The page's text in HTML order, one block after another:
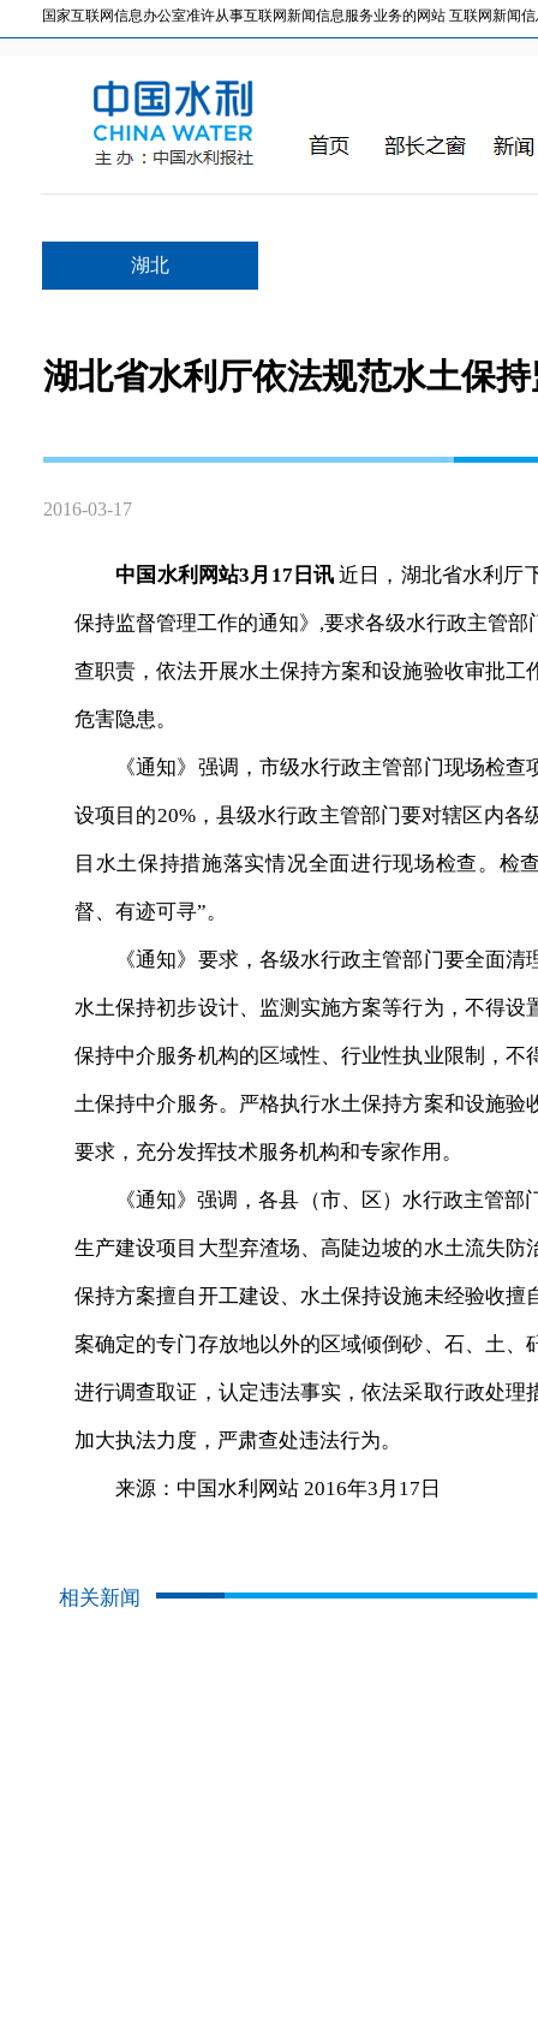
国家互联网信息办公室准许从事互联网新闻信息服务业务的网站 互联网新闻信
湖北
湖北省水利厅依法规范水土保
2016-03-17
中国水利网站3月17日讯近日，湖北省水利厅
保持监督管理工作的通知》,要求各级水行政主管
查职责，依法开展水土保持方案和设施验收审批
危害隐患。
《通知》强调，市级水行政主管部门现场检查
设项目的20%，县级水行政主管部门要对辖区内
目水土保持措施落实情况全面进行现场检查。检
督、有迹可寻”。
《通知》要求，各级水行政主管部门要全面清
水土保持初步设计、监测实施方案等行为，不得
保持中介服务机构的区域性、行业性执业限制，
土保持中介服务。严格执行水土保持方案和设施
要求，充分发挥技术服务机构和专家作用。
《通知》强调，各县（市、区）水行政主管部
生产建设项目大型弃渣场、高陡边坡的水土流失
保持方案擅自开工建设、水土保持设施未经验收
案确定的专门存放地以外的区域倾倒砂、石、土
进行调查取证，认定违法事实，依法采取行政处
加大执法力度，严肃查处违法行为。
来源：中国水利网站 2016年3月17日
相关新闻